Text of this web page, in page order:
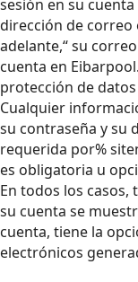
sesión en su
dirección de correo
adelante,“ su
cuenta en
protección de
Cualquier
su contraseña y su
requerida por%
es obligatoria u
En todos los
su cuenta se
cuenta, tiene la
electrónicos